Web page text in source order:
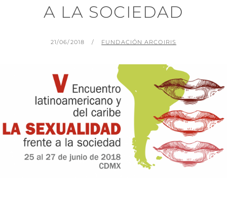
A LA SOCIEDAD
PUBLICADO
21/06/2018 POR
FUNDACIÓN ARCOIRIS